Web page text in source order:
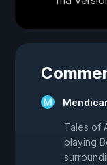
Tales of
playing